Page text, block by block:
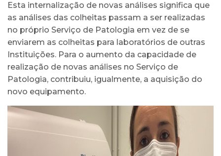
Esta internalização de novas análises significa que
as análises das colheitas passam a ser realizadas
no próprio Serviço de Patologia em vez de se
enviarem as colheitas para laboratórios de outras
Instituições. Para o aumento da capacidade de
realização de novas análises no Serviço de
Patologia, contribuiu, igualmente, a aquisição do
novo equipamento.